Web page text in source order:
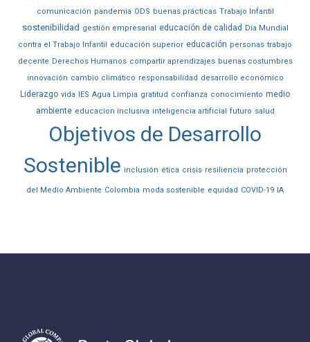
comunicación pandemia ODS buenas prácticas Trabajo Infantil
sostenibilidad gestión empresarial educación de calidad Día Mundial
contra el Trabajo Infantil educación superior educación personas trabajo
decente Derechos Humanos compartir aprendizajes buenas costumbres
innovación cambio climático responsabilidad desarrollo económico
Liderazgo vida IES Agua Limpia gratitud confianza conocimiento medio
ambiente educacion inclusiva inteligencia artificial futuro salud
Objetivos de Desarrollo
Sostenible inclusión ética crisis resiliencia protección
del Medio Ambiente Colombia moda sostenible equidad COVID-19 IA